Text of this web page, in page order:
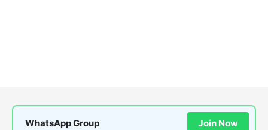
WhatsApp Group Join Now